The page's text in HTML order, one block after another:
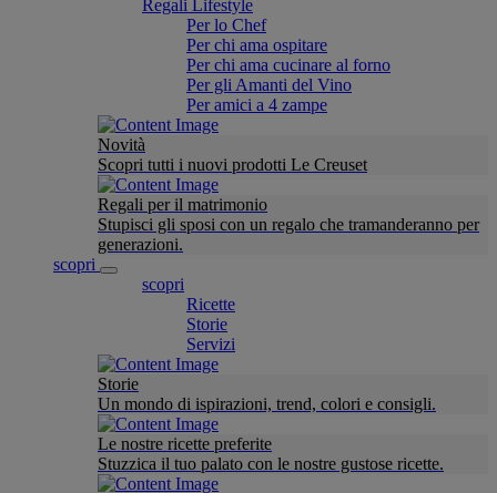
Regali Lifestyle
Per lo Chef
Per chi ama ospitare
Per chi ama cucinare al forno
Per gli Amanti del Vino
Per amici a 4 zampe
Novità
Scopri tutti i nuovi prodotti Le Creuset
Regali per il matrimonio
Stupisci gli sposi con un regalo che tramanderanno per
generazioni.
scopri
scopri
Ricette
Storie
Servizi
Storie
Un mondo di ispirazioni, trend, colori e consigli.
Le nostre ricette preferite
Stuzzica il tuo palato con le nostre gustose ricette.